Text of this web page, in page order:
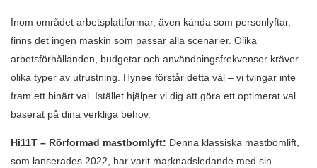
Inom området arbetsplattformar, även kända som personlyftar,
finns det ingen maskin som passar alla scenarier. Olika
arbetsförhållanden, budgetar och användningsfrekvenser kräver
olika typer av utrustning. Hynee förstår detta väl – vi tvingar inte
fram ett binärt val. Istället hjälper vi dig att göra ett optimerat val
baserat på dina verkliga behov.
Hi11T – Rörformad mastbomlyft: Denna klassiska mastbomlift,
som lanserades 2022, har varit marknadsledande med sin